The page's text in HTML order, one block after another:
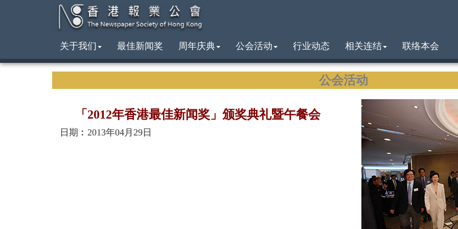
关于我们 最佳新闻奖 周年庆典 公会活动 行业动态 相关连结 联络本会
公会活动
「2012年香港最佳新闻奖」颁奖典礼暨午餐会
日期︰2013年04月29日